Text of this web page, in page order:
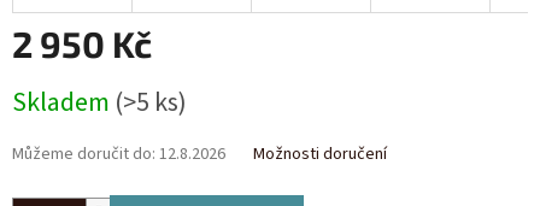
2 950 Kč
cena:
Skladem (>5 ks)
Můžeme doručit do: 12.8.2026 Možnosti doručení